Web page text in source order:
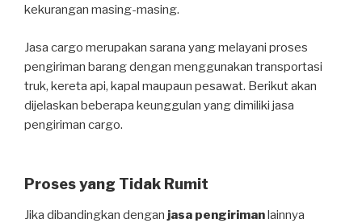
kekurangan masing-masing.
Jasa cargo merupakan sarana yang melayani proses
pengiriman barang dengan menggunakan transportasi
truk, kereta api, kapal maupaun pesawat. Berikut akan
dijelaskan beberapa keunggulan yang dimiliki jasa
pengiriman cargo.
Proses yang Tidak Rumit
Jika dibandingkan dengan jasa pengirimanlainnya